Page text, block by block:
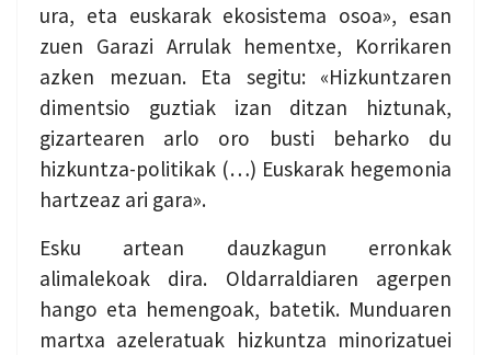
ura, eta euskarak ekosistema osoa», esan
zuen Garazi Arrulak hementxe, Korrikaren
azken mezuan. Eta segitu: «Hizkuntzaren
dimentsio guztiak izan ditzan hiztunak,
gizartearen arlo oro busti beharko du
hizkuntza-politikak (…) Euskarak hegemonia
hartzeaz ari gara».
Esku artean dauzkagun erronkak
alimalekoak dira. Oldarraldiaren agerpen
hango eta hemengoak, batetik. Munduaren
martxa azeleratuak hizkuntza minorizatuei